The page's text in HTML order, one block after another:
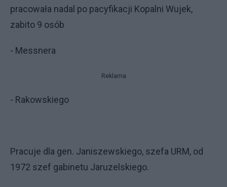
pracowała nadal po pacyfikacji Kopalni Wujek,
zabito 9 osób
- Messnera
Reklama
- Rakowskiego
Pracuje dla gen. Janiszewskiego, szefa URM, od
1972 szef gabinetu Jaruzelskiego.